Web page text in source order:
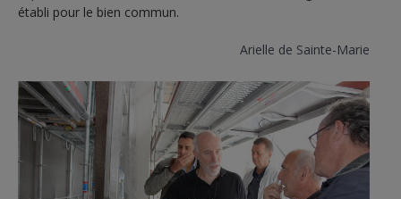
établi pour le bien commun.
Arielle de Sainte-Marie